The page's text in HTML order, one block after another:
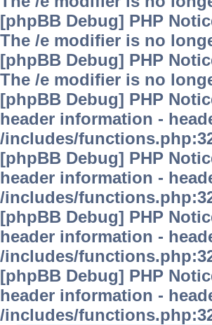
[phpBB Debug] PHP
The /e modifier is no
[phpBB Debug] PHP
The /e modifier is no
[phpBB Debug] PHP
header information -
/includes/
[phpBB Debug] PHP
header information -
/includes/
[phpBB Debug] PHP
header information -
/includes/
[phpBB Debug] PHP
header information -
/includes/